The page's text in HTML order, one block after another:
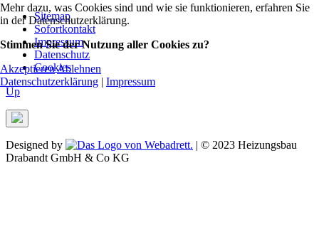
Sitemap
Sofortkontakt
Impressum
Datenschutz
Cookies
Up
Designed by
| © 2023 Heizungsbau
Drabandt GmbH & Co KG
Mehr dazu, was Cookies sind und wie sie funktionieren, erfahren Sie
in der Datenschutzerklärung.
Stimmen Sie der Nutzung aller Cookies zu?
AkzeptierenAblehnen
Datenschutzerklärung | Impressum